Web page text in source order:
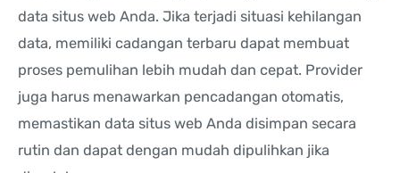
data situs web Anda. Jika terjadi situasi kehilangan
data, memiliki cadangan terbaru dapat membuat
proses pemulihan lebih mudah dan cepat. Provider
juga harus menawarkan pencadangan otomatis,
memastikan data situs web Anda disimpan secara
rutin dan dapat dengan mudah dipulihkan jika